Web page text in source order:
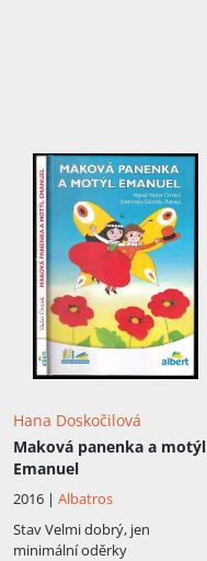
Hana Doskočilová
Maková panenka a motýl
Emanuel
2016 | Albatros
StavVelmi dobrý, jen
minimální oděrky